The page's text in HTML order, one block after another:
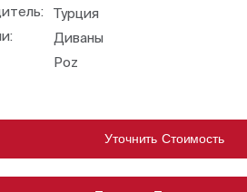
Турция
Диваны
Poz
Уточнить Стоимость